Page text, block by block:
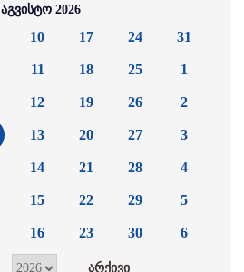
აგვისტო 2026
10
11
12
13
14
15
16
17
18
19
20
21
22
23
24
25
26
27
28
29
30
31
1
2
3
4
5
6